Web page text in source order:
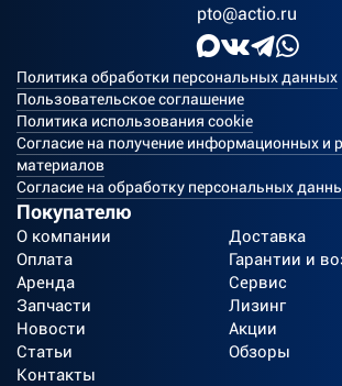
pto@actio.ru
Политика обработки персональных данных
Пользовательское соглашение
Политика использования cookie
Согласие на получение информационных и
материалов
Согласие на обработку персональных
Покупателю
О компании
Доставка
Оплата
Гарантии и
Аренда
Сервис
Запчасти
Лизинг
Новости
Акции
Статьи
Обзоры
Контакты